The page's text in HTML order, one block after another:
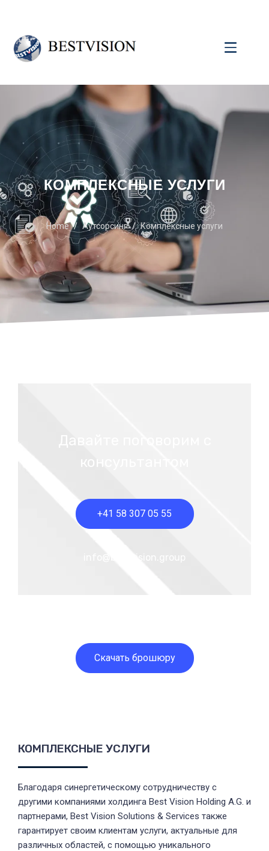
КОМПЛЕКСНЫЕ УСЛУГИ
Home Аутсорсинг Комплексные услуги
+41 58 307 05 55
info@bestvision.group
Скачать брошюру
КОМПЛЕКСНЫЕ УСЛУГИ
Благодаря синергетическому сотрудничеству с
другими компаниями холдинга Best Vision Holding A.G. и
партнерами, Best Vision Solutions & Services также
гарантирует своим клиентам услуги, актуальные для
различных областей, с помощью уникального